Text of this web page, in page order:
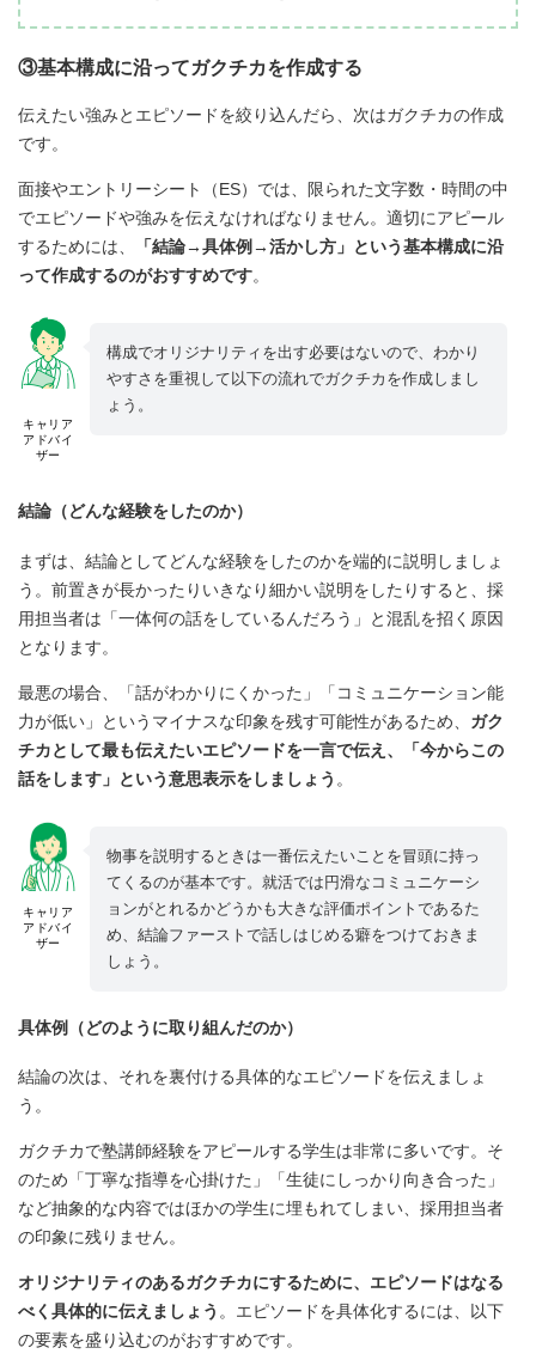
③基本構成に沿ってガクチカを作成する
伝えたい強みとエピソードを絞り込んだら、次はガクチカの作成
です。
面接やエントリーシート（ES）では、限られた文字数・時間の中
でエピソードや強みを伝えなければなりません。適切にアピール
するためには、
「結論→具体例→活かし方」という基本構成に沿
って作成するのがおすすめです。
キャリア
アドバイ
ザー
構成でオリジナリティを出す必要はないので、わかり
やすさを重視して以下の流れでガクチカを作成しまし
ょう。
結論（どんな経験をしたのか）
まずは、結論としてどんな経験をしたのかを端的に説明しましょ
う。前置きが長かったりいきなり細かい説明をしたりすると、採
用担当者は「一体何の話をしているんだろう」と混乱を招く原因
となります。
最悪の場合、「話がわかりにくかった」「コミュニケーション能
力が低い」というマイナスな印象を残す可能性があるため、 ガク
チカとして最も伝えたいエピソードを一言で伝え、「今からこの
話をします」という意思表示をしましょう 。
キャリア
アドバイ
ザー
物事を説明するときは一番伝えたいことを冒頭に持っ
てくるのが基本です。就活では円滑なコミュニケーシ
ョンがとれるかどうかも大きな評価ポイントであるた
め、結論ファーストで話しはじめる癖をつけておきま
しょう。
具体例（どのように取り組んだのか）
結論の次は、それを裏付ける具体的なエピソードを伝えましょ
う。
ガクチカで塾講師経験をアピールする学生は非常に多いです。そ
のため「丁寧な指導を心掛けた」「生徒にしっかり向き合った」
など抽象的な内容ではほかの学生に埋もれてしまい、採用担当者
の印象に残りません。
オリジナリティのあるガクチカにするために、エピソードはなる
べく具体的に伝えましょう 。エピソードを具体化するには、以下
の要素を盛り込むのがおすすめです。